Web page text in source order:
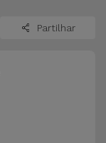
Partilhar